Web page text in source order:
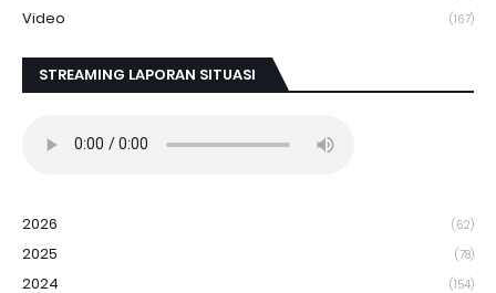
Video (167)
STREAMING LAPORAN SITUASI
2026 (62)
2025 (78)
2024 (154)